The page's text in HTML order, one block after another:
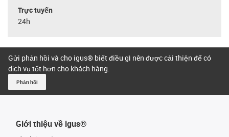
Trực tuyến
24h
Gửi phản hồi và cho igus® biết điều gì nên được cải thiện để có
dịch vụ tốt hơn cho khách hàng.
Phản hồi
Giới thiệu về igus®